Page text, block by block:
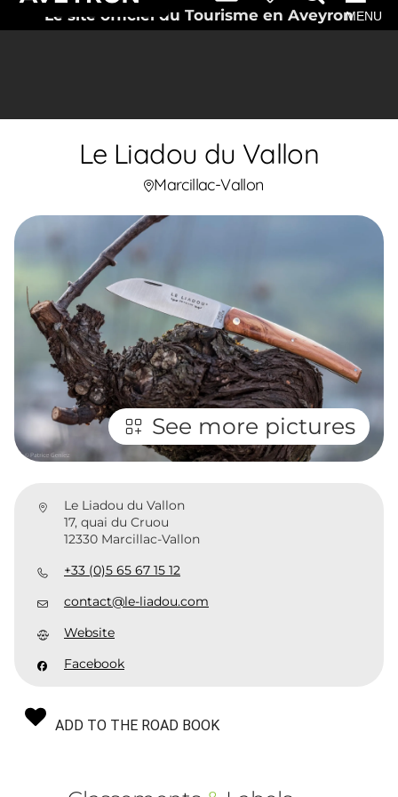
Le site officiel du Tourisme en AveyronMENU
Le Liadou du Vallon
Marcillac-Vallon
See more pictures
Le Liadou du Vallon
17, quai du Cruou
12330 Marcillac-Vallon
+33 (0)5 65 67 15 12
contact@le-liadou.com
Website
Facebook
ADD TO THE ROAD BOOK